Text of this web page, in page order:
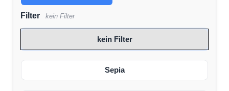
Filter kein Filter
kein Filter
Sepia